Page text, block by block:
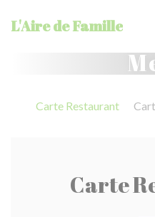
L'Aire de Famille
Carte Restaurant
Carte